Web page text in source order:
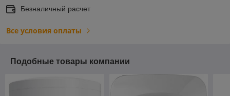
Безналичный расчет
Все условия оплаты
Подобные товары компании